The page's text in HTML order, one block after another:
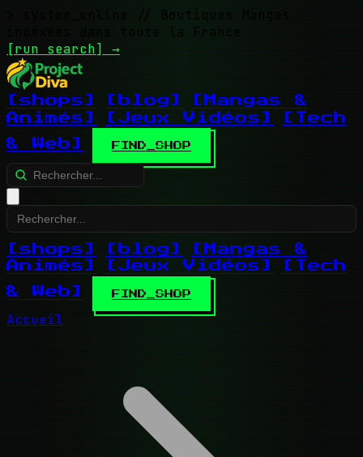
// Boutiques Mangas
indexées dans toute la France
[run search] →
[shops] [blog]
[Mangas &
Animés]
[Jeux Vidéos]
[Tech
& Web]
FIND_SHOP
[shops] [blog]
[Mangas &
Animés]
[Jeux Vidéos]
[Tech
& Web]
FIND_SHOP
Accueil